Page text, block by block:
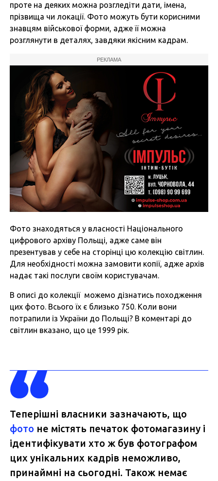
проте на деяких можна розгледіти дати, імена,
прізвища чи локації. Фото можуть бути корисними
знавцям військової форми, адже її можна
розглянути в деталях, завдяки якісним кадрам.
РЕКЛАМА
Фото знаходяться у власності Національного
цифрового архіву Польщі, адже саме він
презентував у себе на сторінці цю колекцію світлин.
Для необхідності можна замовити копії, адже архів
надає такі послуги своїм користувачам.
В описі до колекції можемо дізнатись походження
цих фото. Всього їх є близько 750. Коли вони
потрапили із України до Польщі? В коментарі до
світлин вказано, що це 1999 рік.
Теперішні власники зазначають, що
фото не містять печаток фотомагазину і
ідентифікувати хто ж був фотографом
цих унікальних кадрів неможливо,
принаймні на сьогодні. Також немає